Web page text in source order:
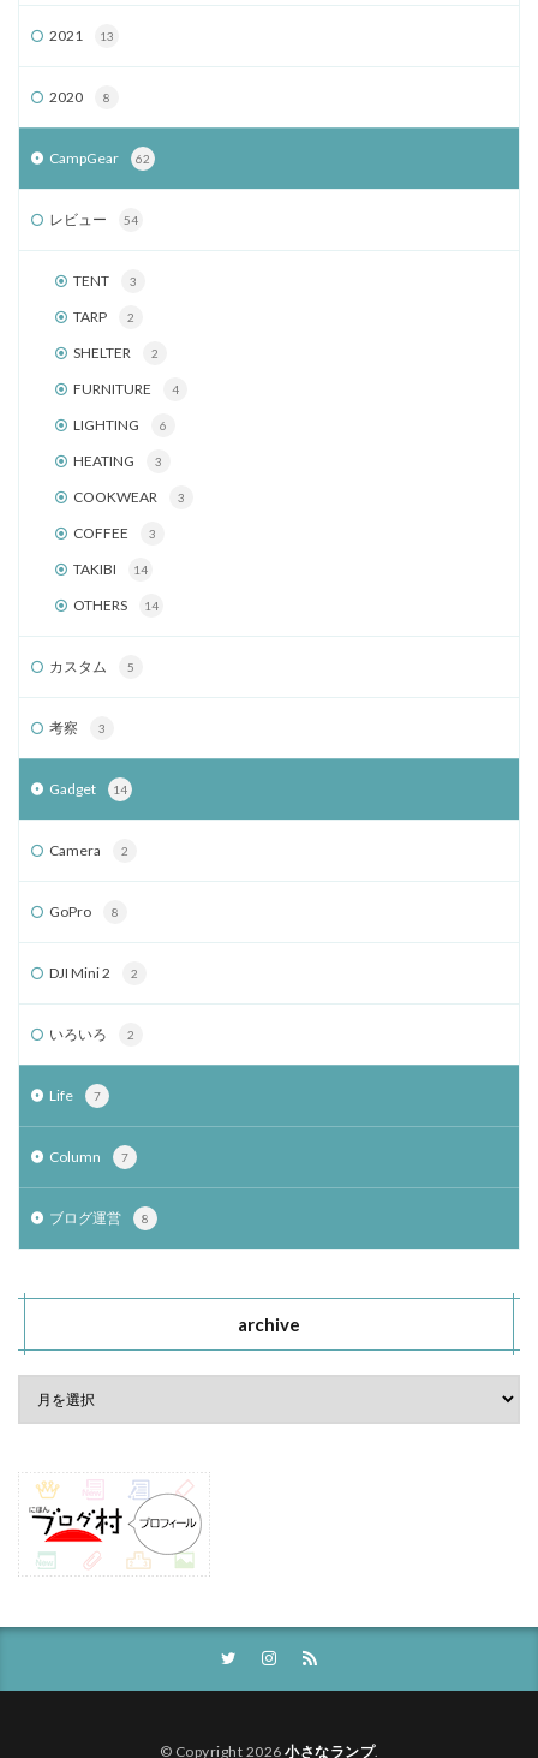
2021 13
2020 8
CampGear 62
レビュー 54
TENT 3
TARP 2
SHELTER 2
FURNITURE 4
LIGHTING 6
HEATING 3
COOKWEAR 3
COFFEE 3
TAKIBI 14
OTHERS 14
カスタム 5
考察 3
Gadget 14
Camera 2
GoPro 8
DJI Mini 2 2
いろいろ 2
Life 7
Column 7
ブログ運営 8
archive
© Copyright 2026 小さなランプ.